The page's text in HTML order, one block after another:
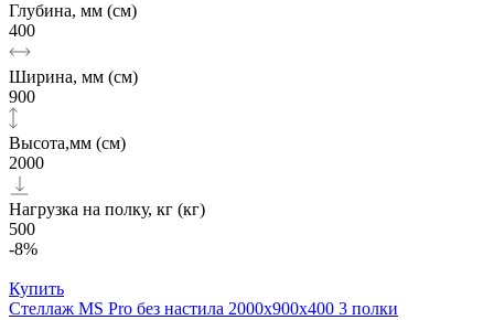
Глубина, мм (см)
400
Ширина, мм (см)
900
Высота,мм (см)
2000
Нагрузка на полку, кг (кг)
500
-8%
Купить
Стеллаж MS Pro без настила 2000х900x400 3 полки